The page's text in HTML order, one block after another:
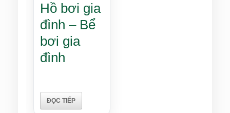
Hồ bơi gia
đình – Bể
bơi gia
đình
ĐỌC TIẾP